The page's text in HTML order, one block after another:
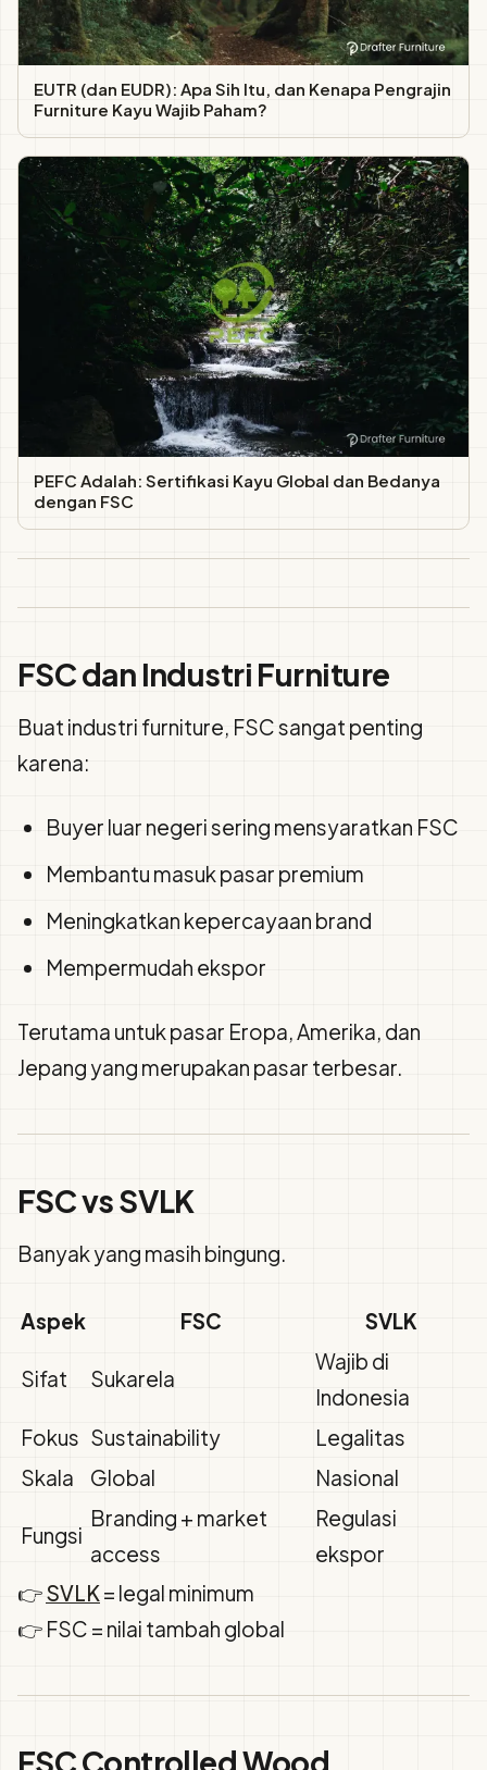
EUTR (dan EUDR): Apa Sih Itu, dan Kenapa Pengrajin
Furniture Kayu Wajib Paham?
PEFC Adalah: Sertifikasi Kayu Global dan Bedanya
dengan FSC
FSC dan Industri Furniture
Buat industri furniture, FSC sangat penting
karena:
Buyer luar negeri sering mensyaratkan FSC
Membantu masuk pasar premium
Meningkatkan kepercayaan brand
Mempermudah ekspor
Terutama untuk pasar Eropa, Amerika, dan
Jepang yang merupakan pasar terbesar.
FSC vs SVLK
Banyak yang masih bingung.
Aspek FSC SVLK
Sifat Sukarela
Wajib di
Indonesia
Fokus Sustainability
Legalitas
Skala
Global Nasional
Fungsi
Branding + market
access
Regulasi
ekspor
👉SVLK= legal minimum
👉 FSC = nilai tambah global
FSC Controlled Wood